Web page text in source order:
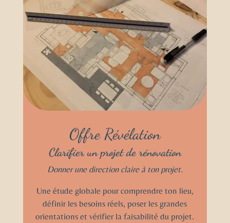
Offre Révélation
Clarifier un projet de rénovation
Donner une direction claire à ton projet.
Une étude globale pour comprendre ton lieu,
définir les besoins réels, poser les grandes
orientations et vérifier la faisabilité du projet.